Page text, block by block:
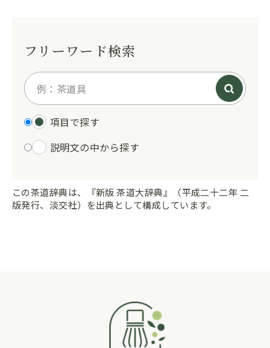
フリーワード検索
項目で探す
説明文の中から探す
この茶道辞典は、『新版 茶道大辞典』（平成二十二年 二
版発行、淡交社）を出典として構成しています。